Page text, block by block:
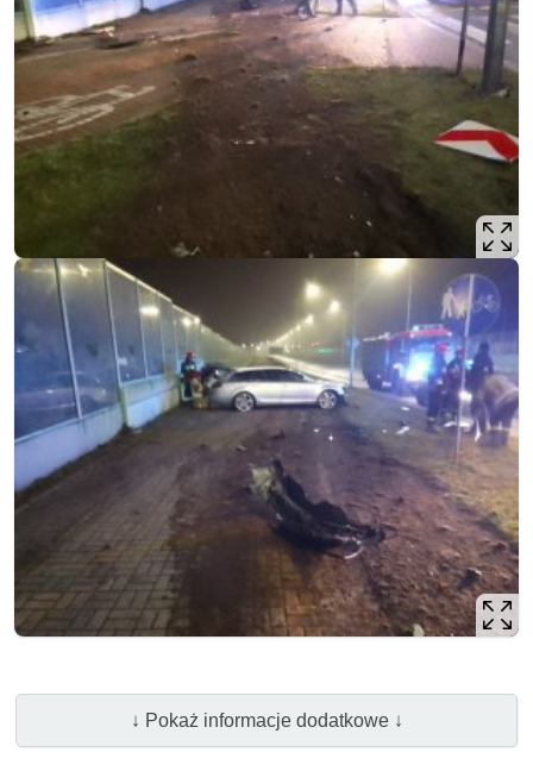
↓ Pokaż informacje dodatkowe ↓